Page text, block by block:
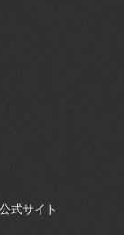
式サイト